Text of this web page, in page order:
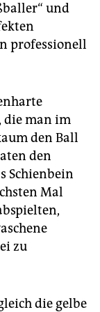
und
professionell
die man im
den Ball
den
Schienbein
Mal
zu
die gelbe